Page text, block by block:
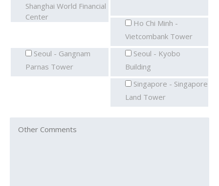
Shanghai World Financial
Center
Ho Chi Minh -
Vietcombank Tower
Seoul - Kyobo
Building
Seoul - Gangnam
Parnas Tower
Singapore - Singapore
Land Tower